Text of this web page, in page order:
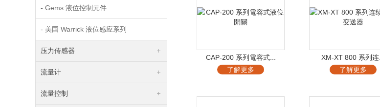
- Gems 液位控制元件
- 美国 Warrick 液位感应系列
压力传感器
流量计
流量控制
CAP-200 系列電容式...
了解更多
XM-XT 800 系列连
了解更多